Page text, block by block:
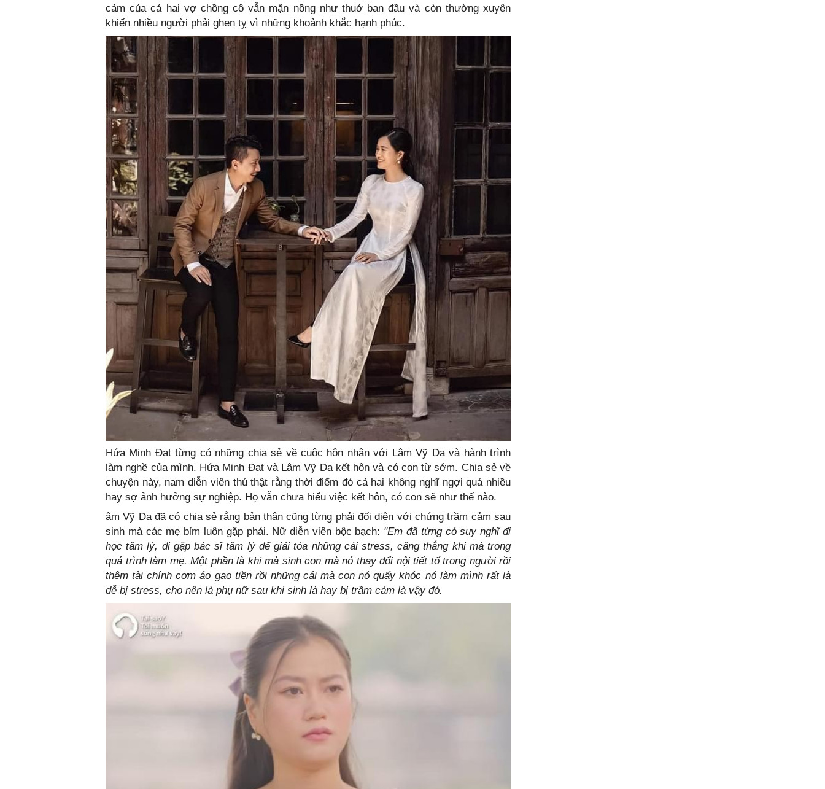
cảm của cả hai vợ chồng cô vẫn mặn nồng như thuở ban đầu và còn thường xuyên
khiến nhiều người phải ghen tỵ vì những khoảnh khắc hạnh phúc.
Hứa Minh Đạt từng có những chia sẻ về cuộc hôn nhân với Lâm Vỹ Dạ và hành trình
làm nghề của mình. Hứa Minh Đạt và Lâm Vỹ Dạ kết hôn và có con từ sớm. Chia sẻ về
chuyện này, nam diễn viên thú thật rằng thời điểm đó cả hai không nghĩ ngợi quá nhiều
hay sợ ảnh hưởng sự nghiệp. Họ vẫn chưa hiểu việc kết hôn, có con sẽ như thế nào.
âm Vỹ Dạ đã có chia sẻ rằng bản thân cũng từng phải đối diện với chứng trầm cảm sau
sinh mà các mẹ bỉm luôn gặp phải. Nữ diễn viên bộc bạch: "Em đã từng có suy nghĩ đi
học tâm lý, đi gặp bác sĩ tâm lý để giải tỏa những cái stress, căng thẳng khi mà trong
quá trình làm mẹ. Một phần là khi mà sinh con mà nó thay đổi nội tiết tố trong người rồi
thêm tài chính cơm áo gạo tiền rồi những cái mà con nó quấy khóc nó làm mình rất là
dễ bị stress, cho nên là phụ nữ sau khi sinh là hay bị trầm cảm là vậy đó.